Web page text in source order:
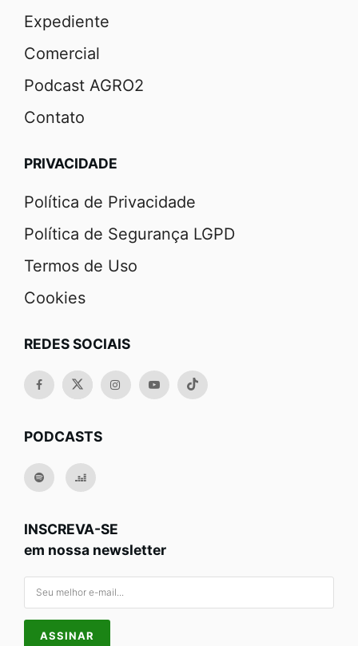
Expediente
Comercial
Podcast AGRO2
Contato
PRIVACIDADE
Política de Privacidade
Política de Segurança LGPD
Termos de Uso
Cookies
REDES SOCIAIS
PODCASTS
INSCREVA-SE
em nossa newsletter